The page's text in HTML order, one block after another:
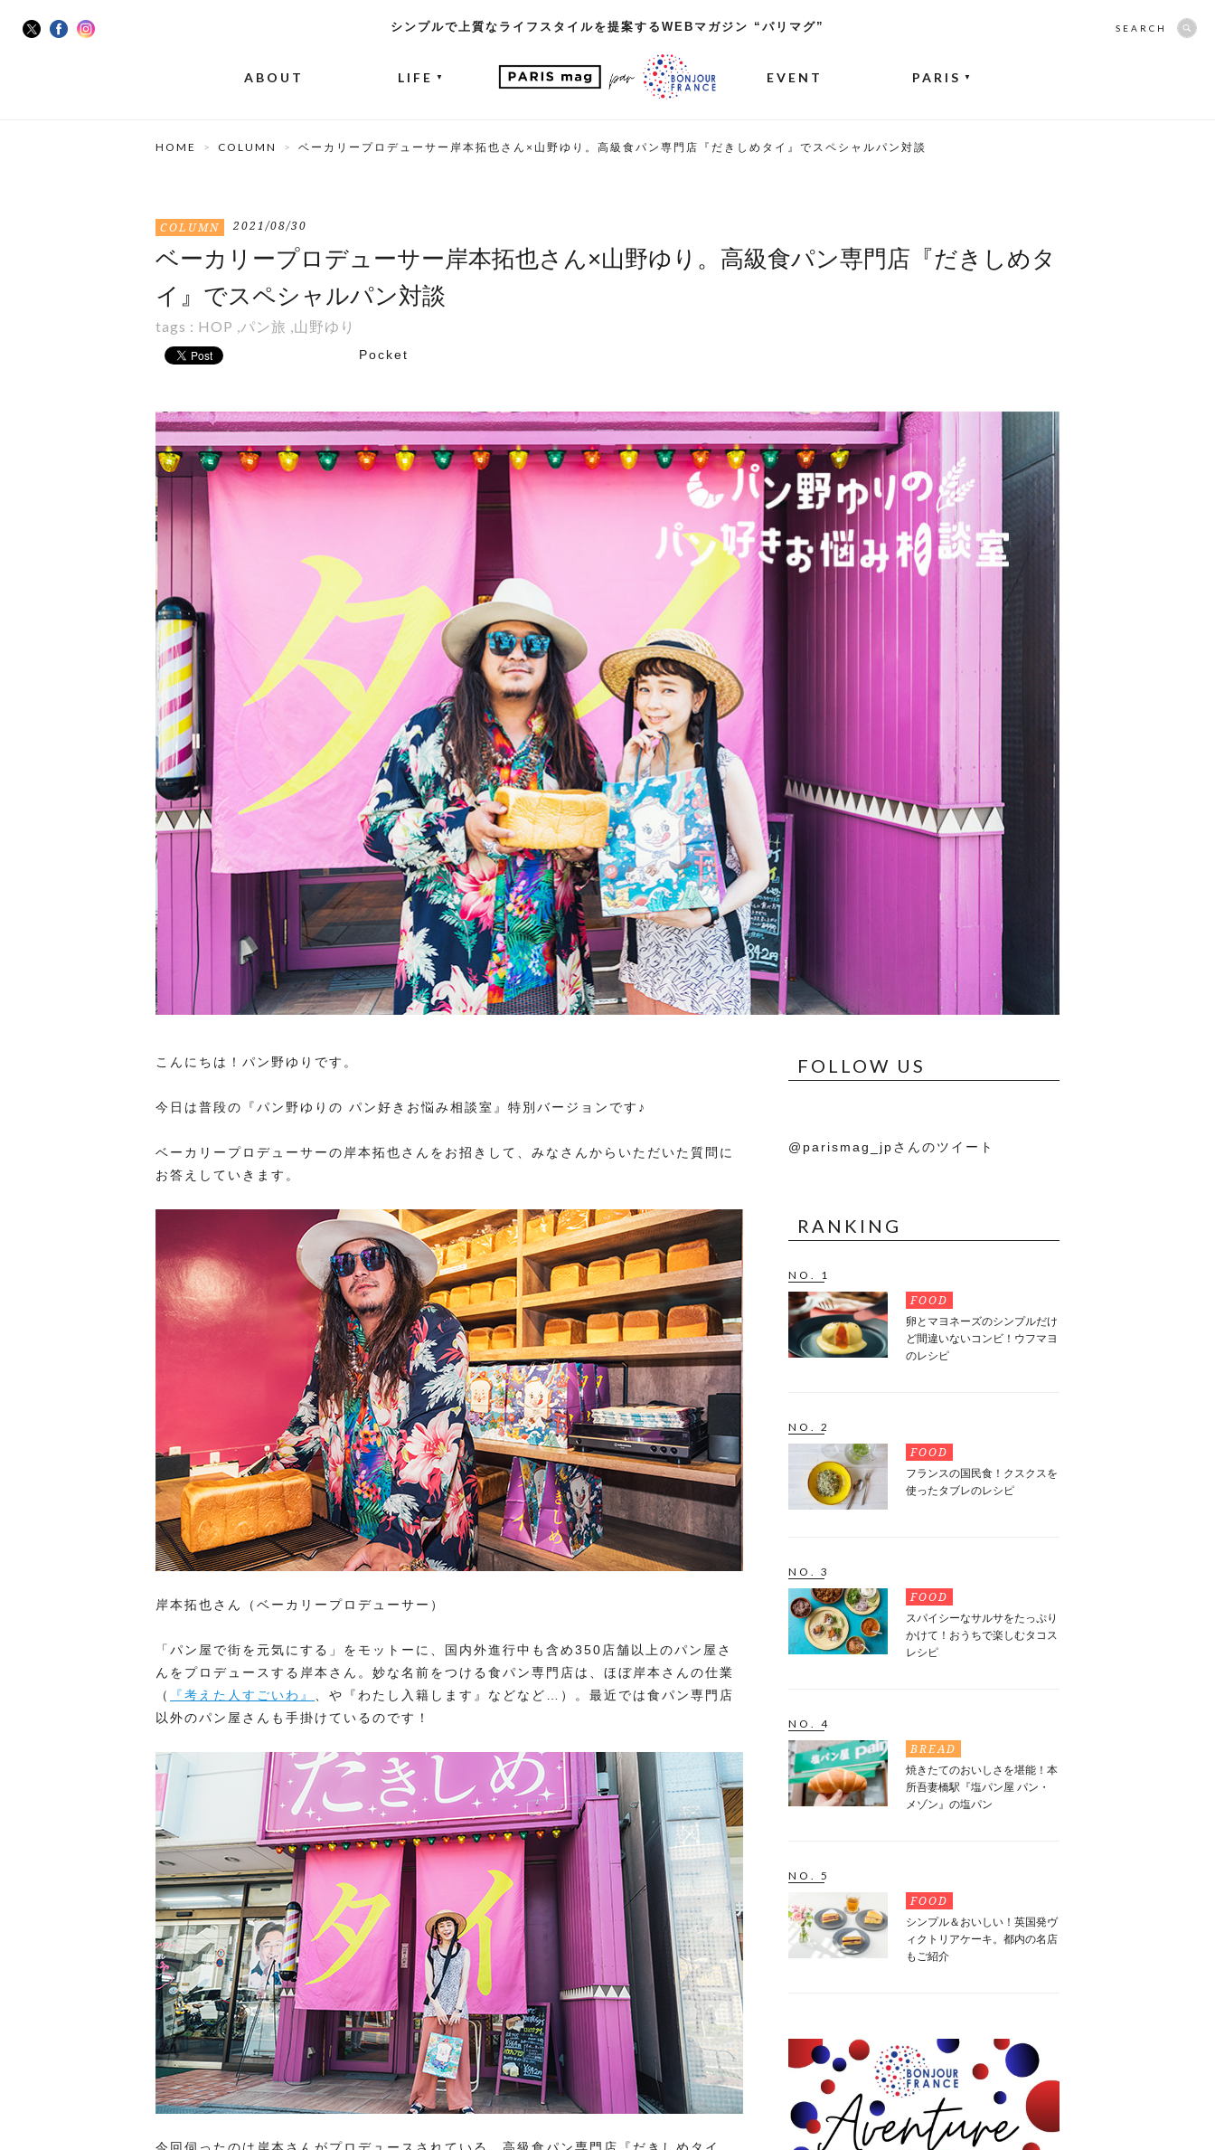
シンプルで上質なライフスタイルを提案するWEBマガジン “パリマグ”
ABOUT LIFE ▼ EVENT PARIS ▼
SEARCH
HOME COLUMN ベーカリープロデューサー岸本拓也さん×山野ゆり。高級食パン専門店『だきしめタイ』でスペシャルパン対談
COLUMN 2021/08/30
ベーカリープロデューサー岸本拓也さん×山野ゆり。高級食パン専門店『だきしめタ
イ』でスペシャルパン対談
tags : HOP ,パン旅 ,山野ゆり
Pocket
こんにちは！パン野ゆりです。
今日は普段の『パン野ゆりの パン好きお悩み相談室』特別バージョンです♪
ベーカリープロデューサーの岸本拓也さんをお招きして、みなさんからいただいた質問に
お答えしていきます。
岸本拓也さん（ベーカリープロデューサー）
「パン屋で街を元気にする」をモットーに、国内外進行中も含め350店舗以上のパン屋さ
んをプロデュースする岸本さん。妙な名前をつける食パン専門店は、ほぼ岸本さんの仕業
（
『考えた人すごいわ』
、や『わたし入籍します』などなど…）。最近では食パン専門店
以外のパン屋さんも手掛けているのです！
今回伺ったのは岸本さんがプロデュースされている、高級食パン専門店『だきしめタイ
FOLLOW US
@parismag_jpさんのツイート
RANKING
NO. 1
FOOD
卵とマヨネーズのシンプルだけ
ど間違いないコンビ！ウフマヨ
のレシピ
NO. 2
FOOD
フランスの国民食！クスクスを
使ったタブレのレシピ
NO. 3
FOOD
スパイシーなサルサをたっぷり
かけて！おうちで楽しむタコス
レシピ
NO. 4
BREAD
焼きたてのおいしさを堪能！本
所吾妻橋駅『塩パン屋 パン・
メゾン』の塩パン
NO. 5
FOOD
シンプル＆おいしい！英国発ヴ
ィクトリアケーキ。都内の名店
もご紹介